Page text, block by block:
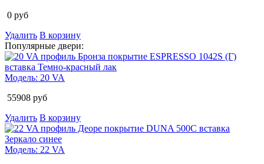
0 руб
Удалить В корзину
Популярные двери:
Модель: 20 VA
55908 руб
Удалить В корзину
Модель: 22 VA